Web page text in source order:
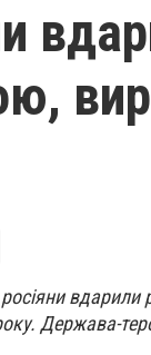
Держава-